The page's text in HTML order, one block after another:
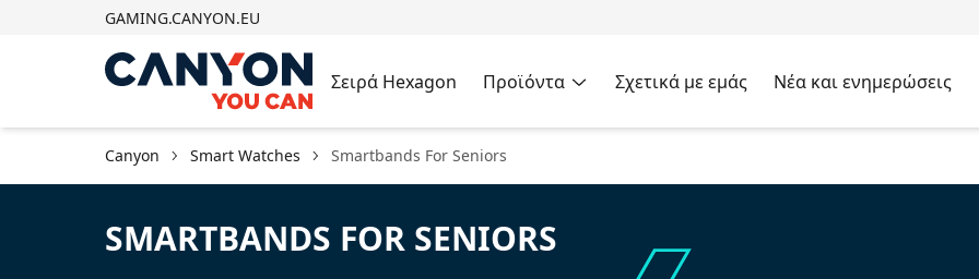
GAMING.CANYON.EU
Σειρά Hexagon Προϊόντα Σχετικά με εμάς Νέα και ενημερώσεις
Canyon Smart Watches Smartbands For Seniors
SMARTBANDS FOR SENIORS